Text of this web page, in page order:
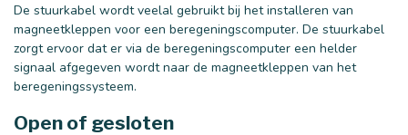
De stuurkabel wordt veelal gebruikt bij het installeren van
magneetkleppen voor een beregeningscomputer. De stuurkabel
zorgt ervoor dat er via de beregeningscomputer een helder
signaal afgegeven wordt naar de magneetkleppen van het
beregeningssysteem.
Open of gesloten